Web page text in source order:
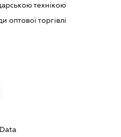
технікою
оптової торгівлі